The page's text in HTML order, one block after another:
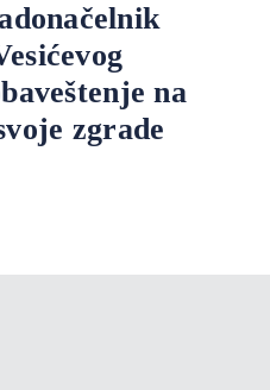
na
zgrade